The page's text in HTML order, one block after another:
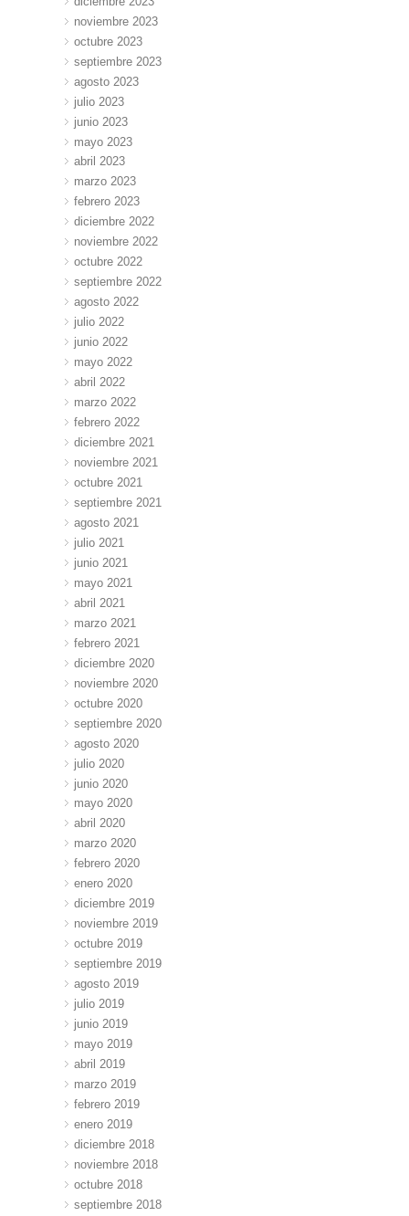
noviembre 2023
octubre 2023
septiembre 2023
agosto 2023
julio 2023
junio 2023
mayo 2023
abril 2023
marzo 2023
febrero 2023
diciembre 2022
noviembre 2022
octubre 2022
septiembre 2022
agosto 2022
julio 2022
junio 2022
mayo 2022
abril 2022
marzo 2022
febrero 2022
diciembre 2021
noviembre 2021
octubre 2021
septiembre 2021
agosto 2021
julio 2021
junio 2021
mayo 2021
abril 2021
marzo 2021
febrero 2021
diciembre 2020
noviembre 2020
octubre 2020
septiembre 2020
agosto 2020
julio 2020
junio 2020
mayo 2020
abril 2020
marzo 2020
febrero 2020
enero 2020
diciembre 2019
noviembre 2019
octubre 2019
septiembre 2019
agosto 2019
julio 2019
junio 2019
mayo 2019
abril 2019
marzo 2019
febrero 2019
enero 2019
diciembre 2018
noviembre 2018
octubre 2018
septiembre 2018